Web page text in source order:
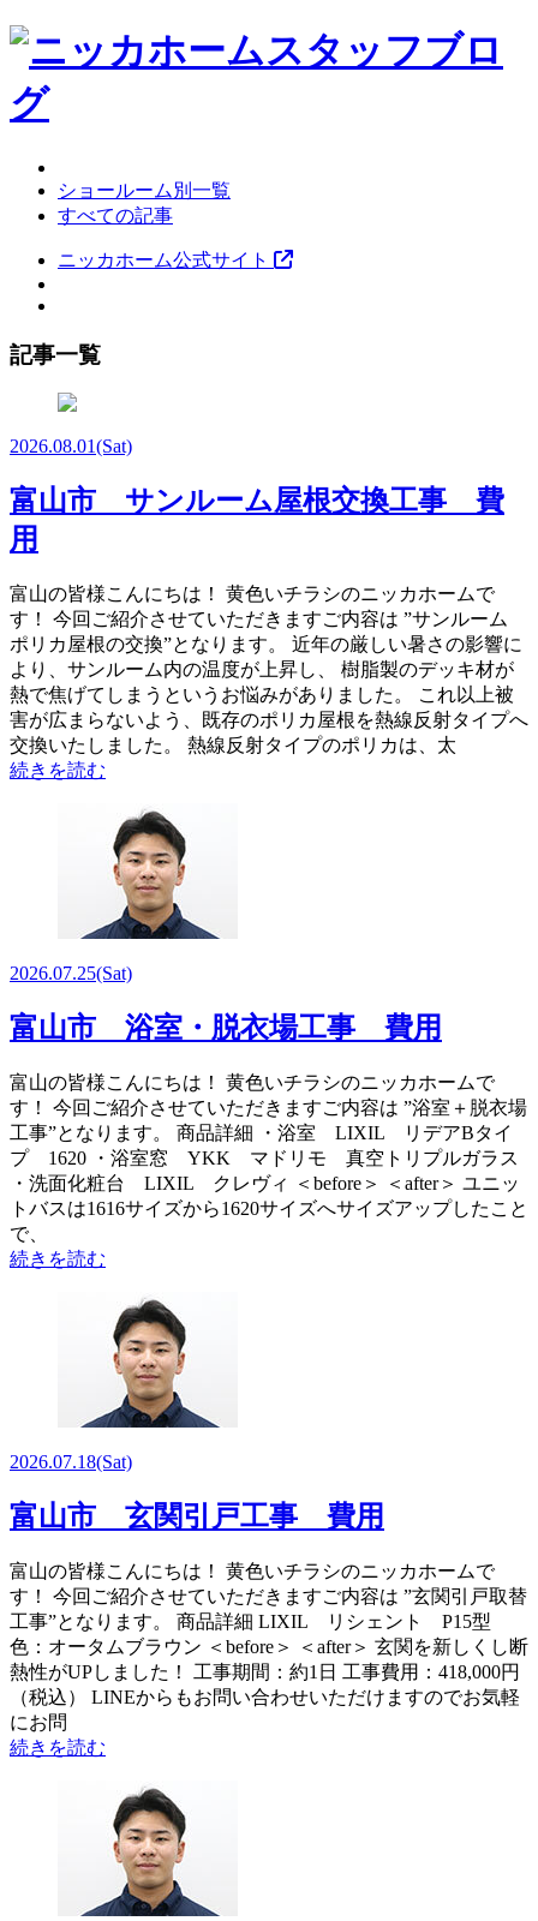
ショールーム別一覧
すべての記事
ニッカホーム公式サイト
記事一覧
2026.08.01(Sat)
富山市 サンルーム屋根交換工事 費
用
富山の皆様こんにちは！ 黄色いチラシのニッカホームで
す！ 今回ご紹介させていただきますご内容は ”サンルーム
ポリカ屋根の交換”となります。 近年の厳しい暑さの影響に
より、サンルーム内の温度が上昇し、 樹脂製のデッキ材が
熱で焦げてしまうというお悩みがありました。 これ以上被
害が広まらないよう、既存のポリカ屋根を熱線反射タイプへ
交換いたしました。 熱線反射タイプのポリカは、太
続きを読む
2026.07.25(Sat)
富山市 浴室・脱衣場工事 費用
富山の皆様こんにちは！ 黄色いチラシのニッカホームで
す！ 今回ご紹介させていただきますご内容は ”浴室＋脱衣場
工事”となります。 商品詳細 ・浴室 LIXIL リデアBタイ
プ 1620 ・浴室窓 YKK マドリモ 真空トリプルガラス
・洗面化粧台 LIXIL クレヴィ ＜before＞ ＜after＞ ユニッ
トバスは1616サイズから1620サイズへサイズアップしたこと
で、
続きを読む
2026.07.18(Sat)
富山市 玄関引戸工事 費用
富山の皆様こんにちは！ 黄色いチラシのニッカホームで
す！ 今回ご紹介させていただきますご内容は ”玄関引戸取替
工事”となります。 商品詳細 LIXIL リシェント P15型
色：オータムブラウン ＜before＞ ＜after＞ 玄関を新しくし断
熱性がUPしました！ 工事期間：約1日 工事費用：418,000円
（税込） LINEからもお問い合わせいただけますのでお気軽
にお問
続きを読む